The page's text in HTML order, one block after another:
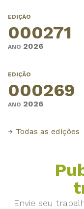
EDIÇÃO
000271
ANO 2026
EDIÇÃO
000269
ANO 2026
Todas as edições
Envie seu